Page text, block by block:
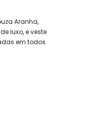
Aranha,
luxo, e veste
em todos